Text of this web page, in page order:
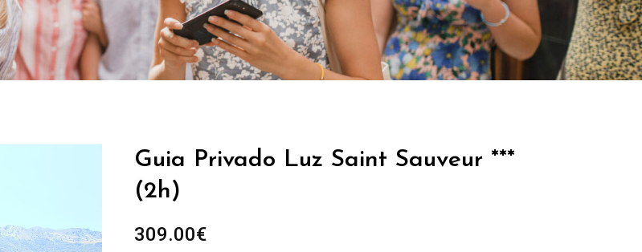
Guia Privado Luz Saint Sauveur ***
(2h)
309.00€